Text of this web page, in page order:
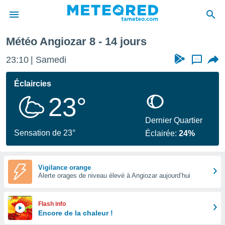
de
Météo Angiozar 8 - 14 jours
23:10 Samedi ...
Éclaircies
23°
Sensation de 23°
Dernier Quartier
Éclairée:24%
Vigilance orange
Alerte orages de niveau élevé à Angiozar aujourd’hui
Flash info
Encore de la chaleur !